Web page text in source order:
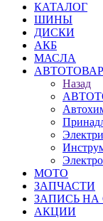
КАТАЛОГ
ШИНЫ
ДИСКИ
АКБ
МАСЛА
Назад
МОТО
ЗАПЧАСТИ
ЗАПИСЬ НА
АКЦИИ